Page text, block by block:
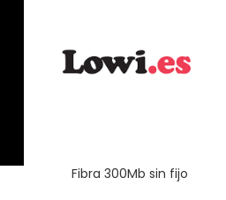
Fibra 300Mb sin fijo